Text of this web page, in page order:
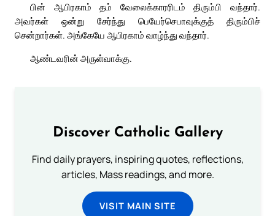
பின் ஆபிரகாம் தம் வேலைக்காரரிடம் திரும்பி வந்தார்.
அவர்கள் ஒன்று சேர்ந்து பெயேர்செபாவுக்குத் திரும்பிச்
சென்றார்கள். அங்கேயே ஆபிரகாம் வாழ்ந்து வந்தார்.
ஆண்டவரின் அருள்வாக்கு.
Discover Catholic Gallery
Find daily prayers, inspiring quotes, reflections,
articles, Mass readings, and more.
VISIT MAIN SITE